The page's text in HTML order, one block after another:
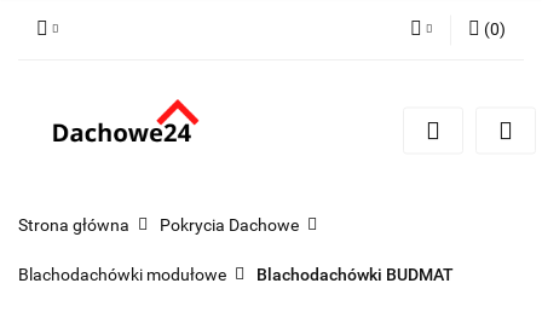
Zarejestruj się
(0)
Strona główna Pokrycia Dachowe
Blachodachówki modułowe Blachodachówki BUDMAT